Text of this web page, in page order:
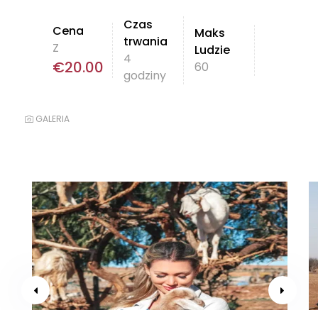
Cena
Z
€20.00
Czas
trwania
4
godziny
Maks
Ludzie
60
GALERIA